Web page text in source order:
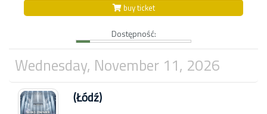
buy ticket
Dostępność:
Wednesday, November 11, 2026
(Łódź)